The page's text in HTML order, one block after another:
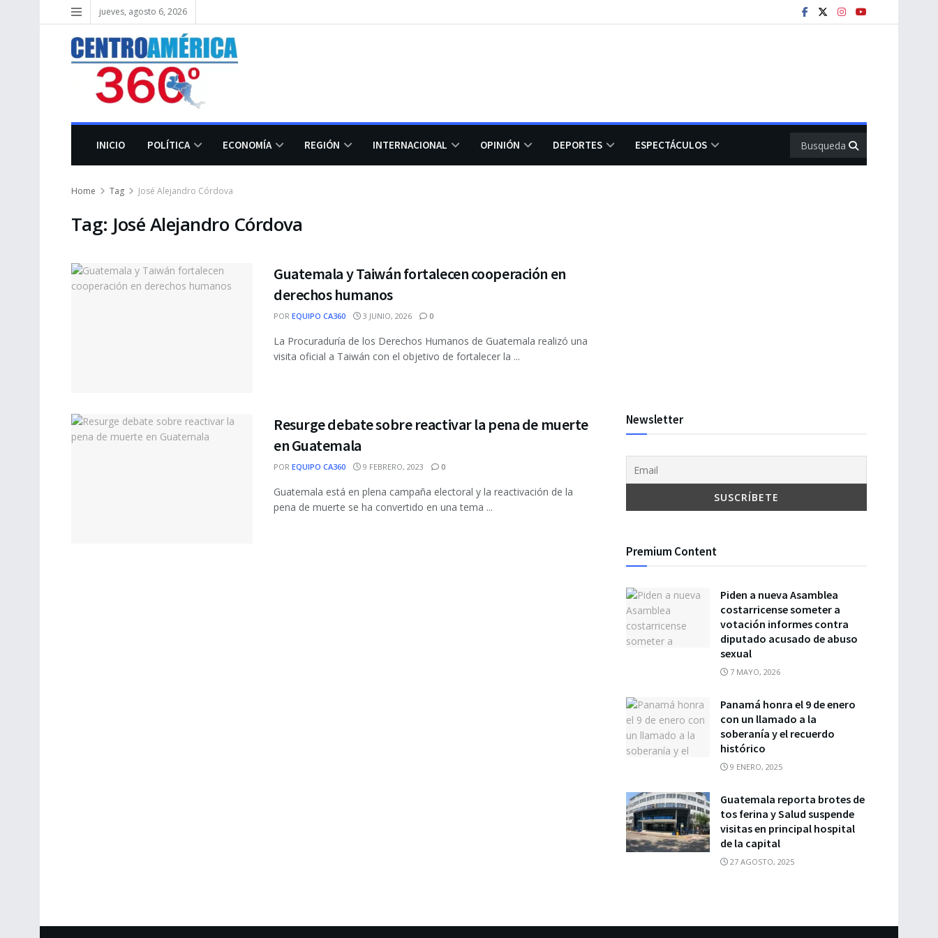
jueves, agosto 6, 2026
INICIO POLÍTICA ECONOMÍA REGIÓN INTERNACIONAL OPINIÓN DEPORTES ESPECTÁCULOS
Home Tag José Alejandro Córdova
Tag: José Alejandro Córdova
Guatemala y Taiwán fortalecen cooperación en
derechos humanos
POR EQUIPO CA360 3 JUNIO, 2026 0
La Procuraduría de los Derechos Humanos de Guatemala realizó una
visita oficial a Taiwán con el objetivo de fortalecer la ...
Resurge debate sobre reactivar la pena de muerte
en Guatemala
POR EQUIPO CA360 9 FEBRERO, 2023 0
Guatemala está en plena campaña electoral y la reactivación de la
pena de muerte se ha convertido en una tema ...
Newsletter
Premium Content
Piden a nueva Asamblea
costarricense someter a
votación informes contra
diputado acusado de abuso
sexual
7 MAYO, 2026
Panamá honra el 9 de enero
con un llamado a la
soberanía y el recuerdo
histórico
9 ENERO, 2025
Guatemala reporta brotes de
tos ferina y Salud suspende
visitas en principal hospital
de la capital
27 AGOSTO, 2025